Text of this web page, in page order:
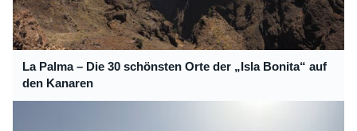
La Palma – Die 30 schönsten Orte der „Isla Bonita“ auf
den Kanaren